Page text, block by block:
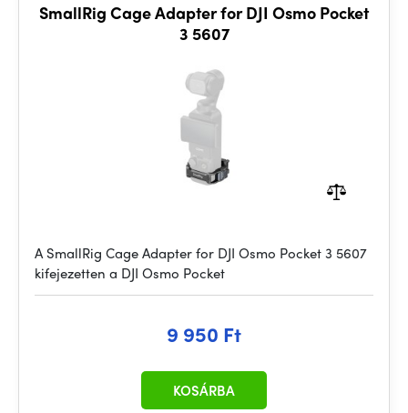
SmallRig Cage Adapter for DJI Osmo Pocket
3 5607
A SmallRig Cage Adapter for DJI Osmo Pocket 3 5607
kifejezetten a DJI Osmo Pocket
9 950 Ft
KOSÁRBA